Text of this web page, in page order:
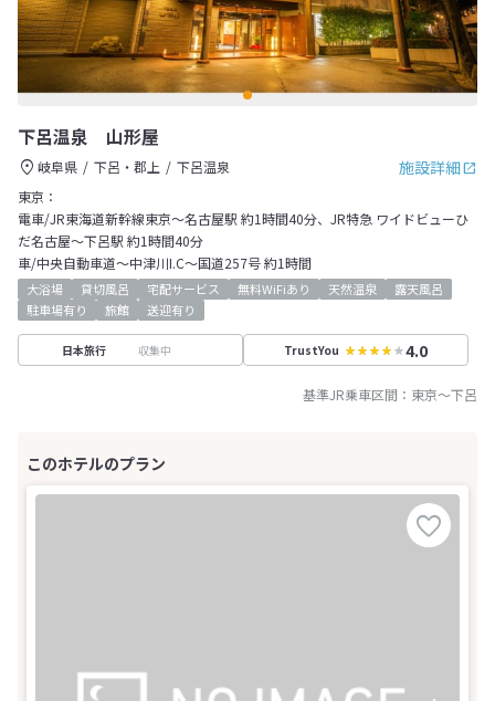
下呂温泉 山形屋
施設詳細
岐阜県 下呂・郡上
下呂温泉
東京：
電車/JR東海道新幹線東京～名古屋駅 約1時間40分、JR特急 ワイドビューひ
だ名古屋～下呂駅 約1時間40分
車/中央自動車道～中津川I.C～国道257号 約1時間
大浴場 貸切風呂 宅配サービス 無料WiFiあり 天然温泉
露天風呂
駐車場有り
旅館 送迎有り
日本旅行 収集中 TrustYou 4.0
基準JR乗車区間： 東京～下呂